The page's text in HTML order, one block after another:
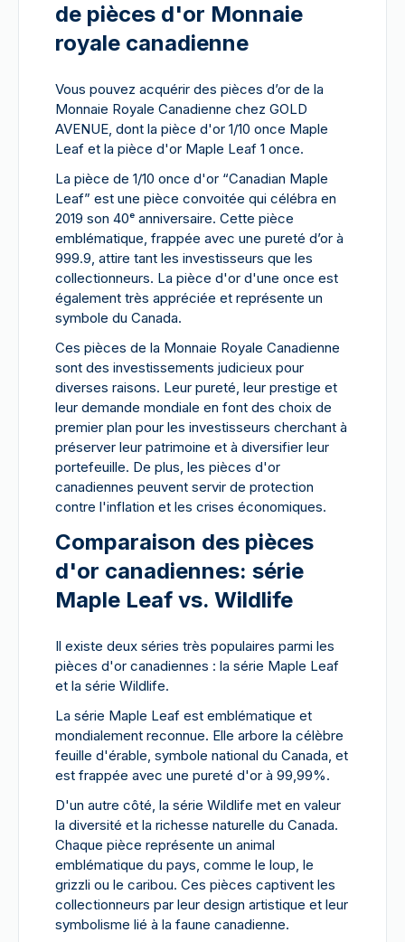
de pièces d'or Monnaie
royale canadienne
Vous pouvez acquérir des pièces d’or de la
Monnaie Royale Canadienne chez GOLD
AVENUE, dont la pièce d'or 1/10 once Maple
Leaf et la pièce d'or Maple Leaf 1 once.
La pièce de 1/10 once d'or “Canadian Maple
Leaf” est une pièce convoitée qui célébra en
2019 son 40ᵉ anniversaire. Cette pièce
emblématique, frappée avec une pureté d’or à
999.9, attire tant les investisseurs que les
collectionneurs. La pièce d'or d'une once est
également très appréciée et représente un
symbole du Canada.
Ces pièces de la Monnaie Royale Canadienne
sont des investissements judicieux pour
diverses raisons. Leur pureté, leur prestige et
leur demande mondiale en font des choix de
premier plan pour les investisseurs cherchant à
préserver leur patrimoine et à diversifier leur
portefeuille. De plus, les pièces d'or
canadiennes peuvent servir de protection
contre l'inflation et les crises économiques.
Comparaison des pièces
d'or canadiennes: série
Maple Leaf vs. Wildlife
Il existe deux séries très populaires parmi les
pièces d'or canadiennes : la série Maple Leaf
et la série Wildlife.
La série Maple Leaf est emblématique et
mondialement reconnue. Elle arbore la célèbre
feuille d'érable, symbole national du Canada, et
est frappée avec une pureté d'or à 99,99%.
D'un autre côté, la série Wildlife met en valeur
la diversité et la richesse naturelle du Canada.
Chaque pièce représente un animal
emblématique du pays, comme le loup, le
grizzli ou le caribou. Ces pièces captivent les
collectionneurs par leur design artistique et leur
symbolisme lié à la faune canadienne.